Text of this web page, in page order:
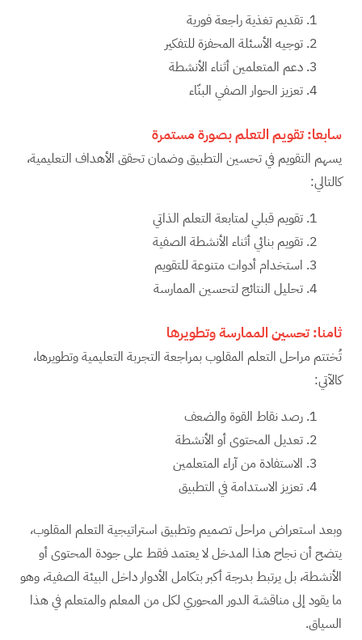
تقديم تغذية راجعة فورية
توجيه الأسئلة المحفزة للتفكير
دعم المتعلمين أثناء الأنشطة
تعزيز الحوار الصفي البنّاء
سابعا:تقويم التعلم بصورة مستمرة
يسهم التقويم في تحسين التطبيق وضمان تحقق الأهداف التعليمية،
كالتالي:
تقويم قبلي لمتابعة التعلم الذاتي
تقويم بنائي أثناء الأنشطة الصفية
استخدام أدوات متنوعة للتقويم
تحليل النتائج لتحسين الممارسة
ثامنا:تحسين الممارسة وتطويرها
تُختتم مراحل التعلم المقلوب بمراجعة التجربة التعليمية وتطويرها،
كالآتي:
رصد نقاط القوة والضعف
تعديل المحتوى أو الأنشطة
الاستفادة من آراء المتعلمين
تعزيز الاستدامة في التطبيق
وبعد استعراض مراحل تصميم وتطبيق استراتيجية التعلم المقلوب،
يتضح أن نجاح هذا المدخل لا يعتمد فقط على جودة المحتوى أو
الأنشطة، بل يرتبط بدرجة أكبر بتكامل الأدوار داخل البيئة الصفية، وهو
ما يقود إلى مناقشة الدور المحوري لكل من المعلم والمتعلم في هذا
السياق.